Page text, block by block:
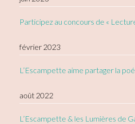
Participez au concours de «
février 2023
L’Escampette aime partager la
août 2022
L’Escampette & les Lumières de